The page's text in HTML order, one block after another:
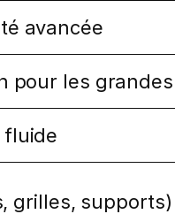
avancée
pour les
fluide
grilles,